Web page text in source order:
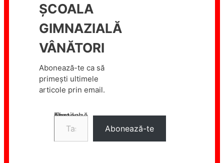
ȘCOALA
GIMNAZIALĂ
VÂNĂTORI
Abonează-te ca să
primești ultimele
articole prin email.
Tastează emailul tău...
Abonează-te